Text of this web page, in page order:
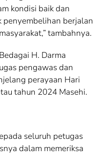
kondisi baik dan
penyembelihan berjalan
tambahnya.
H. Darma
pengawas dan
perayaan Hari
tahun 2024 Masehi.
seluruh petugas
dalam memeriksa